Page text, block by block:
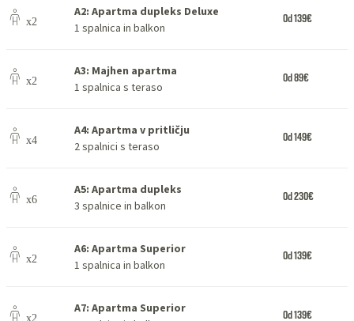
A2: Apartma dupleks Deluxe
1 spalnica in balkon
Od 139€
A3: Majhen apartma
1 spalnica s teraso
Od 89€
A4: Apartma v pritličju
2 spalnici s teraso
Od 149€
A5: Apartma dupleks
3 spalnice in balkon
Od 230€
A6: Apartma Superior
1 spalnica in balkon
Od 139€
A7: Apartma Superior
Od 139€